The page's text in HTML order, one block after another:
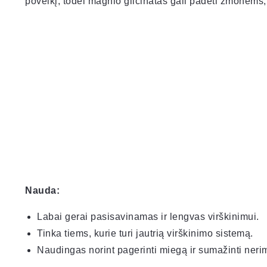
Nauda:
Labai gerai pasisavinamas ir lengvas virškinimui.
Tinka tiems, kurie turi jautrią virškinimo sistemą.
Naudingas norint pagerinti miegą ir sumažinti